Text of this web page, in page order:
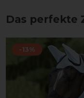
Das perfekte
-13%